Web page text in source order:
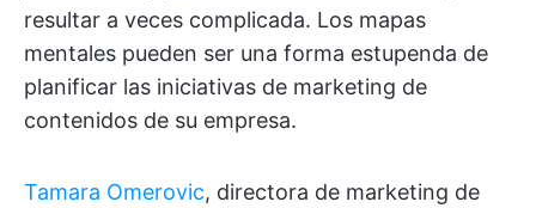
resultar a veces complicada. Los mapas
mentales pueden ser una forma estupenda de
planificar las iniciativas de marketing de
contenidos de su empresa.
Tamara Omerovic, directora de marketing de